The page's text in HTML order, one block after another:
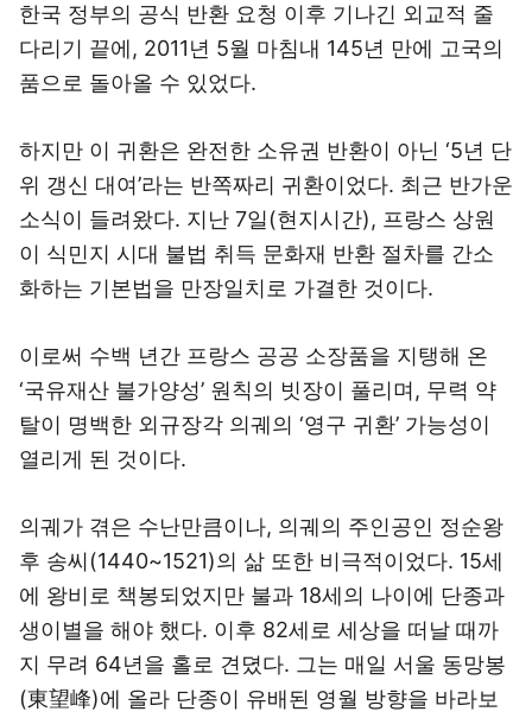
한국 정부의 공식 반환 요청 이후 기나긴 외교적 줄
다리기 끝에, 2011년 5월 마침내 145년 만에 고국의
품으로 돌아올 수 있었다.
하지만 이 귀환은 완전한 소유권 반환이 아닌 ‘5년 단
위 갱신 대여’라는 반쪽짜리 귀환이었다. 최근 반가운
소식이 들려왔다. 지난 7일(현지시간), 프랑스 상원
이 식민지 시대 불법 취득 문화재 반환 절차를 간소
화하는 기본법을 만장일치로 가결한 것이다.
이로써 수백 년간 프랑스 공공 소장품을 지탱해 온
‘국유재산 불가양성’ 원칙의 빗장이 풀리며, 무력 약
탈이 명백한 외규장각 의궤의 ‘영구 귀환’ 가능성이
열리게 된 것이다.
의궤가 겪은 수난만큼이나, 의궤의 주인공인 정순왕
후 송씨(1440~1521)의 삶 또한 비극적이었다. 15세
에 왕비로 책봉되었지만 불과 18세의 나이에 단종과
생이별을 해야 했다. 이후 82세로 세상을 떠날 때까
지 무려 64년을 홀로 견뎠다. 그는 매일 서울 동망봉
(東望峰)에 올라 단종이 유배된 영월 방향을 바라보